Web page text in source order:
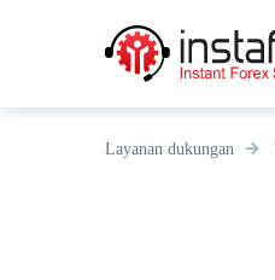
Layanan dukungan